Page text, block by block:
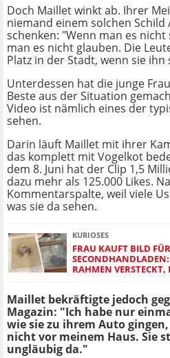
Doch Maillet winkt ab. Ihrer
niemand einem solchen
schenken: "Wenn man es
man es nicht glauben. Die
Platz in der Stadt, wenn sie ihn
Unterdessen hat die junge
Beste aus der Situation
Video ist nämlich eines der
sehen.
Darin läuft Maillet mit ihrer
das komplett mit Vogelkot
dem 8. Juni hat der Clip 1,5
dazu mehr als 125.000 Likes.
Kommentarspalte, weil viele
was sie da sehen.
KURIOSES
FRAU KAUFT BILD
SECONDHANDLADEN:
RAHMEN VERSTECKT,
Maillet bekräftigte jedoch
Magazin: "Ich habe nur
wie sie zu ihrem Auto
nicht vor meinem Haus. Sie
ungläubig da."